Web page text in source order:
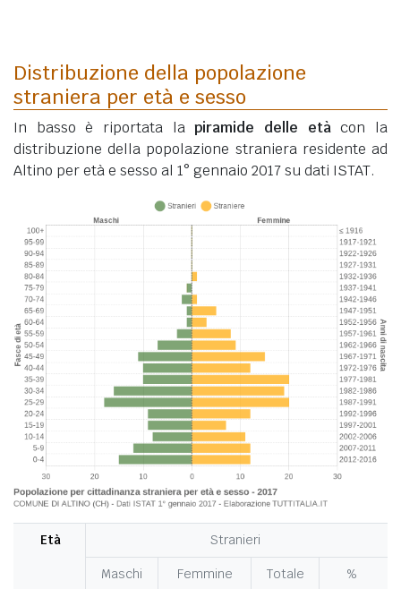
Distribuzione della popolazione
straniera per età e sesso
In basso è riportata lapiramide delle etàcon la
distribuzione della popolazione straniera residente ad
Altino per età e sesso al 1° gennaio 2017 su dati ISTAT.
Età Stranieri
Maschi Femmine Totale
%